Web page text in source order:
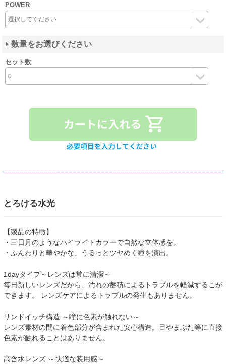
POWER
数量をお選びください
セット数
とろける水光
【製品の特徴】
・三日月のようなハイライトカラーで自然な立体感を。
・ふんわりと華やかな、うるっとツヤめく瞳を演出。
1dayタイプ～レンズは常に清潔～
毎日新しいレンズだから、汚れの蓄積によるトラブルを軽減するこが
できます。 レンズケアによるトラブルの発生もありません。
サンドイッチ構造 ～瞳に色素が触れない～
レンズ素材の間に着色部分が含まれた安心構造。目やまぶた等に直接
色素が触れることはありません。
高含水レンズ ～快適な装用感～